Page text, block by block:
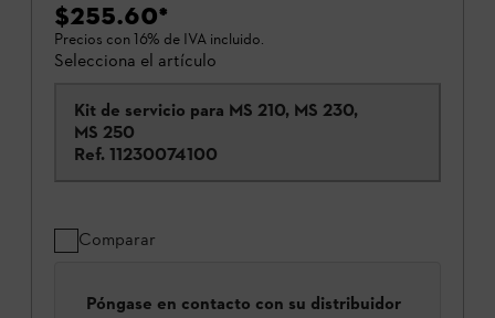
$255.60*
Precios con 16% de IVA incluido.
Selecciona el artículo
Kit de servicio para MS 210, MS 230,
MS 250
Ref. 11230074100
Comparar
Póngase en contacto con su distribuidor